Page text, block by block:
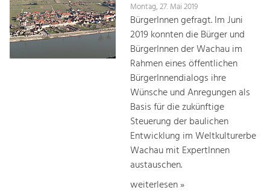
Montag, 27. Mai 2019
BürgerInnen gefragt. Im Juni
2019 konnten die Bürger und
BürgerInnen der Wachau im
Rahmen eines öffentlichen
BürgerInnendialogs ihre
Wünsche und Anregungen als
Basis für die zukünftige
Steuerung der baulichen
Entwicklung im Weltkulturerbe
Wachau mit ExpertInnen
austauschen.
weiterlesen »